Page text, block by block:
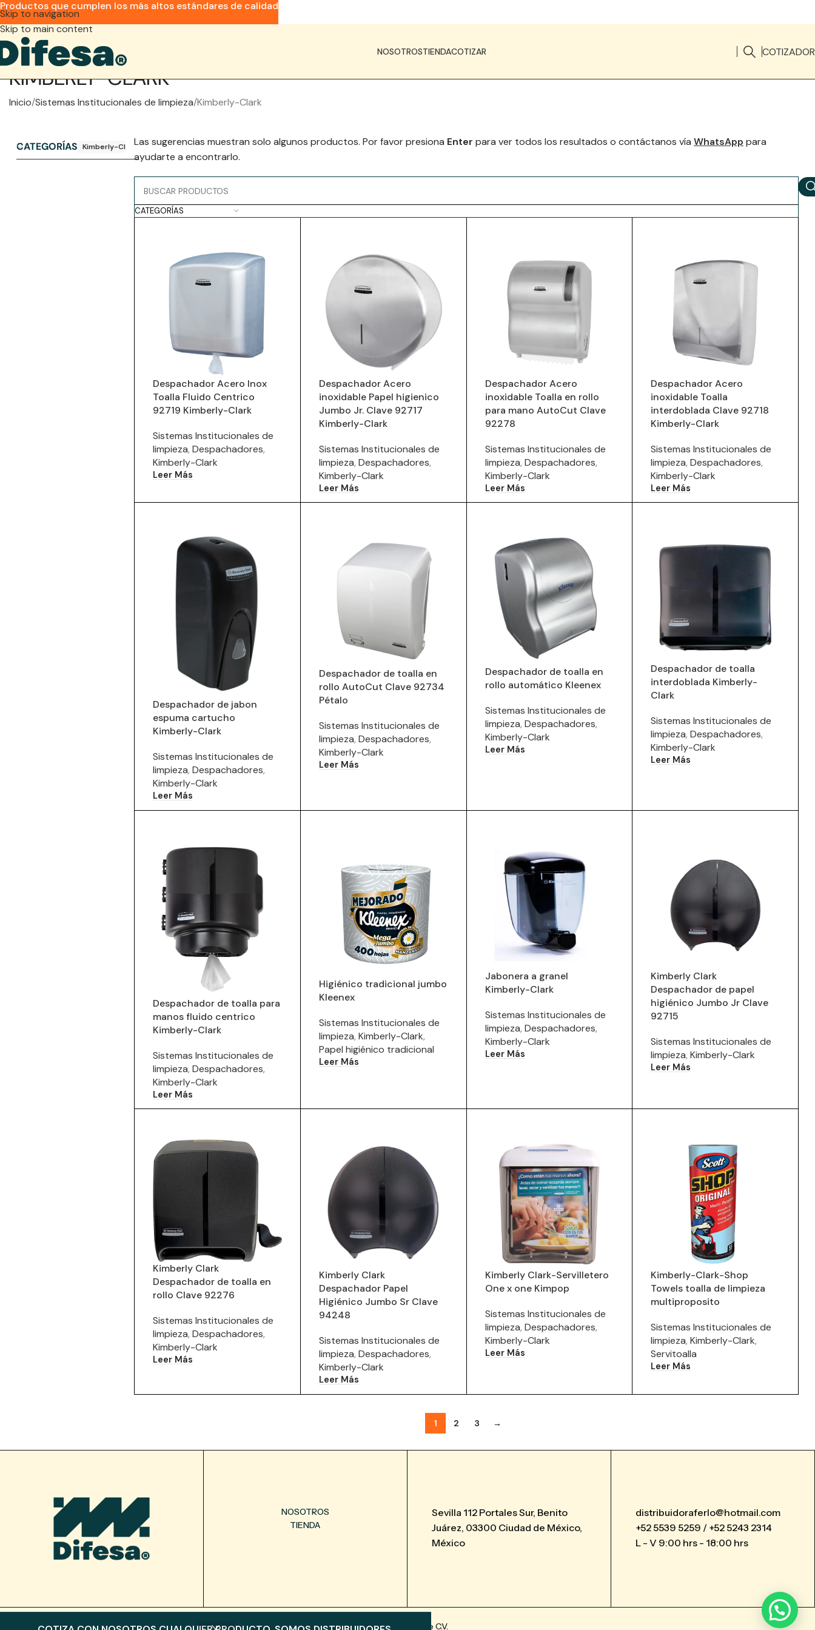
Skip to navigation
Skip to main content
NOSOTROSTIENDACOTIZAR COTIZADOR
KIMBERLY-CLARK
Inicio Sistemas Institucionales de limpieza Kimberly-Clark
CATEGORÍAS Kimberly-ClarkLas sugerencias muestran solo algunos productos. Por favor presiona Enter para ver todos los resultados o contáctanos vía WhatsApp para
ayudarte a encontrarlo.
CATEGORÍAS
Despachador Acero Inox
Toalla Fluido Centrico
92719 Kimberly-Clark
Sistemas Institucionales de
limpieza, Despachadores,
Kimberly-Clark
Leer Más
Despachador Acero
inoxidable Papel higienico
Jumbo Jr. Clave 92717
Kimberly-Clark
Sistemas Institucionales de
limpieza, Despachadores,
Kimberly-Clark
Leer Más
Despachador Acero
inoxidable Toalla en rollo
para mano AutoCut Clave
92278
Sistemas Institucionales de
limpieza, Despachadores,
Kimberly-Clark
Leer Más
Despachador Acero
inoxidable Toalla
interdoblada Clave 92718
Kimberly-Clark
Sistemas Institucionales de
limpieza,Despachadores,
Kimberly-Clark
Leer Más
Despachador de jabon
espuma cartucho
Kimberly-Clark
Sistemas Institucionales de
limpieza, Despachadores,
Kimberly-Clark
Leer Más
Despachador de toalla en
rollo AutoCut Clave 92734
Pétalo
Sistemas Institucionales de
limpieza, Despachadores,
Kimberly-Clark
Leer Más
Despachador de toalla en
rollo automático Kleenex
Sistemas Institucionales de
limpieza, Despachadores,
Kimberly-Clark
Leer Más
Despachador de toalla
interdoblada Kimberly-
Clark
Sistemas Institucionales de
limpieza,Despachadores,
Kimberly-Clark
Leer Más
Despachador de toalla para
manos fluido centrico
Kimberly-Clark
Sistemas Institucionales de
limpieza, Despachadores,
Kimberly-Clark
Leer Más
Higiénico tradicional jumbo
Kleenex
Sistemas Institucionales de
limpieza, Kimberly-Clark,
Papel higiénico tradicional
Leer Más
Jabonera a granel
Kimberly-Clark
Sistemas Institucionales de
limpieza, Despachadores,
Kimberly-Clark
Leer Más
Kimberly Clark
Despachador de papel
higiénico Jumbo Jr Clave
92715
Sistemas Institucionales de
limpieza,Kimberly-Clark
Leer Más
Kimberly Clark
Despachador de toalla en
rollo Clave 92276
Sistemas Institucionales de
limpieza, Despachadores,
Kimberly-Clark
Leer Más
Kimberly Clark
Despachador Papel
Higiénico Jumbo Sr Clave
94248
Sistemas Institucionales de
limpieza, Despachadores,
Kimberly-Clark
Leer Más
Kimberly Clark-Servilletero
One x one Kimpop
Sistemas Institucionales de
limpieza, Despachadores,
Kimberly-Clark
Leer Más
Kimberly-Clark-Shop
Towels toalla de limpieza
multiproposito
Sistemas Institucionales de
limpieza,Kimberly-Clark,
Servitoalla
Leer Más
1 2 3 →
NOSOTROS
TIENDA
Sevilla 112 Portales Sur, Benito
Juárez, 03300 Ciudad de México,
México
distribuidoraferlo@hotmail.com
+52 5539 5259 / +52 5243 2314
L - V 9:00 hrs - 18:00 hrs
2025 © Distribuidora Ferlo S.A. de C.V.
Productos que cumplen los más altos estándares de calidad